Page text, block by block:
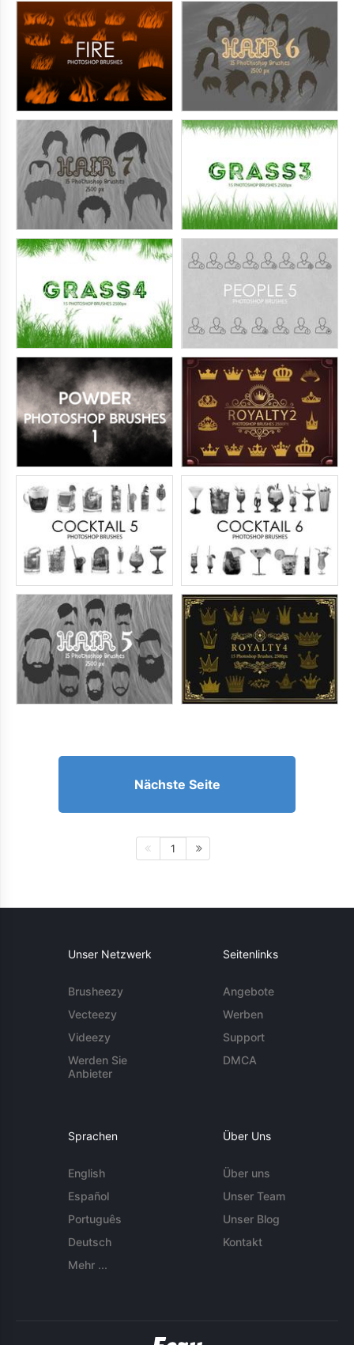
Nächste Seite
1
Unser Netzwerk
Brusheezy
Vecteezy
Videezy
Werden Sie
Anbieter
Seitenlinks
Angebote
Werben
Support
DMCA
Sprachen
English
Español
Português
Deutsch
Mehr ...
Über Uns
Über uns
Unser Team
Unser Blog
Kontakt